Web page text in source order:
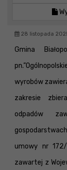
28 listopada
Gmina
wyrobów
zakresie
odpadów
umowy nr
zawartej z